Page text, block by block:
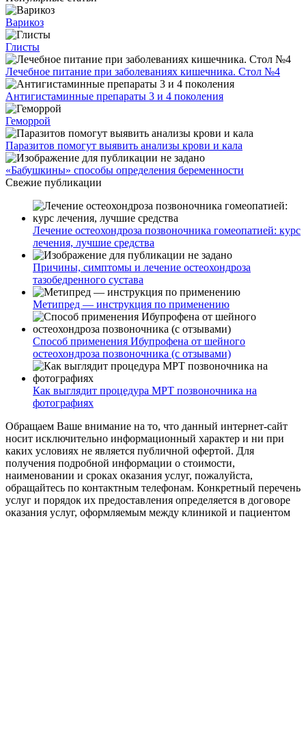
Варикоз
Глисты
Лечебное питание при заболеваниях кишечника. Стол №4
Антигистаминные препараты 3 и 4 поколения
Геморрой
Паразитов помогут выявить анализы крови и кала
«Бабушкины» способы определения беременности
Свежие публикации
Лечение остеохондроза позвоночника гомеопатией: курс
лечения, лучшие средства
Причины, симптомы и лечение остеохондроза
тазобедренного сустава
Метипред — инструкция по применению
Способ применения Ибупрофена от шейного
остеохондроза позвоночника (с отзывами)
Как выглядит процедура МРТ позвоночника на
фотографиях
Обращаем Ваше внимание на то, что данный интернет-сайт
носит исключительно информационный характер и ни при
каких условиях не является публичной офертой. Для
получения подробной информации о стоимости,
наименовании и сроках оказания услуг, пожалуйста,
обращайтесь по контактным телефонам. Конкретный перечень
услуг и порядок их предоставления определяется в договоре
оказания услуг, оформляемым между клиникой и пациентом